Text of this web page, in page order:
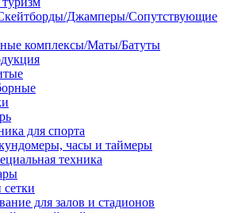
Джамперы/Сопутствующие
комплексы/Маты/Батуты
для спорта
часы и таймеры
техника
для залов и стадионов